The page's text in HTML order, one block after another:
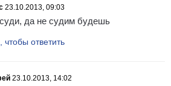
23.10.2013, 09:03
да не судим будешь
чтобы ответить
23.10.2013, 14:02